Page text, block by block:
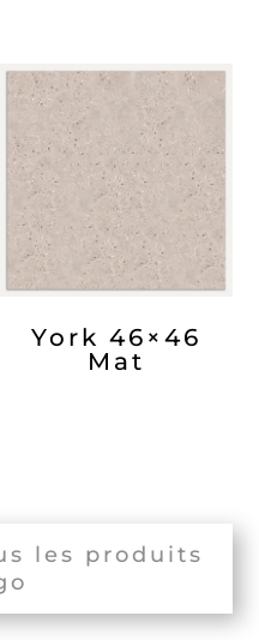
York 46×46
Mat
les produits